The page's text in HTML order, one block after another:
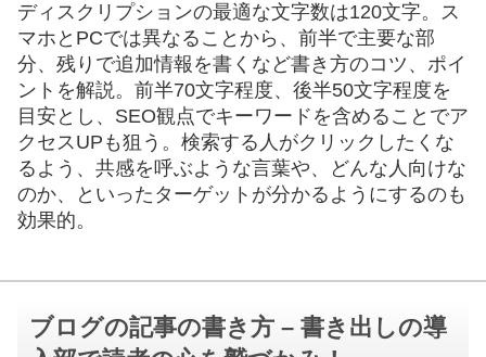
ディスクリプションの最適な文字数は120文字。ス
マホとPCでは異なることから、前半で主要な部
分、残りで追加情報を書くなど書き方のコツ、ポイ
ントを解説。前半70文字程度、後半50文字程度を
目安とし、SEO観点でキーワードを含めることでア
クセスUPも狙う。検索する人がクリックしたくな
るよう、共感を呼ぶような言葉や、どんな人向けな
のか、といったターゲットが分かるようにするのも
効果的。
ブログの記事の書き方 – 書き出しの導